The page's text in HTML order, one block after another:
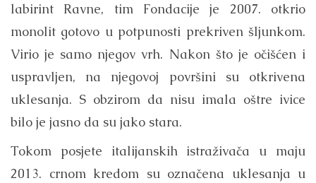
labirint Ravne, tim Fondacije je 2007. otkrio
monolit gotovo u potpunosti prekriven šljunkom.
Virio je samo njegov vrh. Nakon što je očišćen i
uspravljen, na njegovoj površini su otkrivena
uklesanja. S obzirom da nisu imala oštre ivice
bilo je jasno da su jako stara.
Tokom posjete italijanskih istraživača u maju
2013. crnom kredom su označena uklesanja u